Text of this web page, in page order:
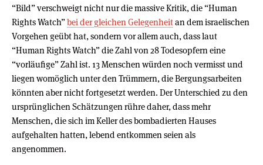
“Bild” verschweigt nicht nur die massive Kritik, die “Human
Rights Watch”bei der gleichen Gelegenheitan dem israelischen
Vorgehen geübt hat, sondern vor allem auch, dass laut
“Human Rights Watch” die Zahl von 28 Todesopfern eine
“vorläufige” Zahl ist. 13 Menschen würden noch vermisst und
liegen womöglich unter den Trümmern, die Bergungsarbeiten
könnten aber nicht fortgesetzt werden. Der Unterschied zu den
ursprünglichen Schätzungen rühre daher, dass mehr
Menschen, die sich im Keller des bombadierten Hauses
aufgehalten hatten, lebend entkommen seien als
angenommen.